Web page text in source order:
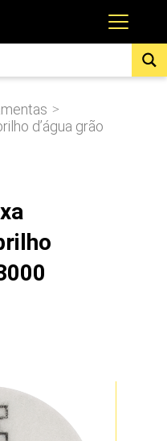
>
d’água grão